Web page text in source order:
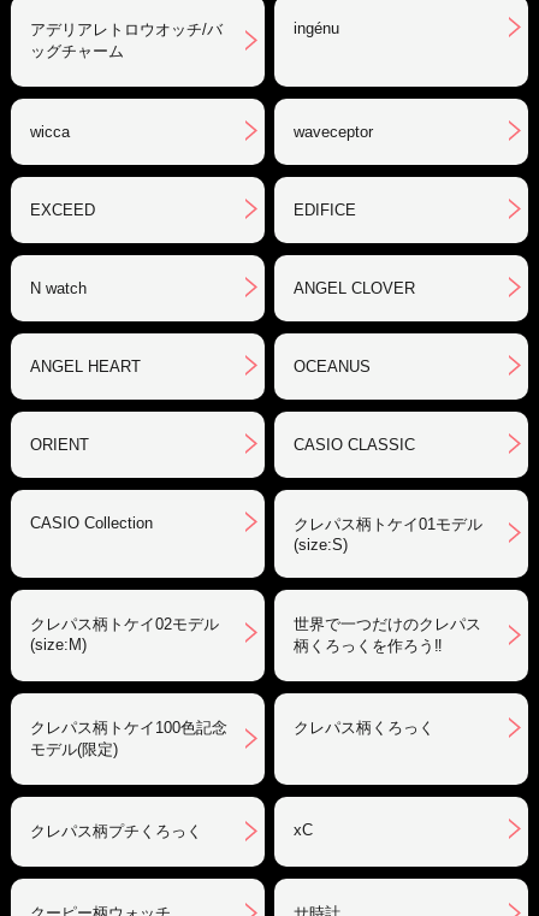
アデリアレトロウオッチ/バ
ッグチャーム
ingénu
wicca waveceptor
EXCEED EDIFICE
N watch ANGEL CLOVER
ANGEL HEART OCEANUS
ORIENT CASIO CLASSIC
CASIO Collection
クレパス柄トケイ01モデル
(size:S)
クレパス柄トケイ02モデル
(size:M)
世界で一つだけのクレパス
柄くろっくを作ろう‼︎
クレパス柄トケイ100色記念
モデル(限定)
クレパス柄くろっく
クレパス柄プチくろっく xC